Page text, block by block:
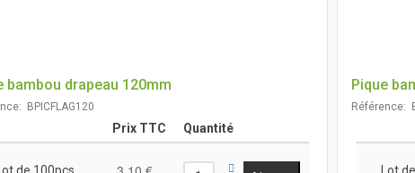
bambou drapeau 120mm
BPICFLAG120
Prix TTC Quantité
Lot de 100pcs
Pique
Référence:
Lot